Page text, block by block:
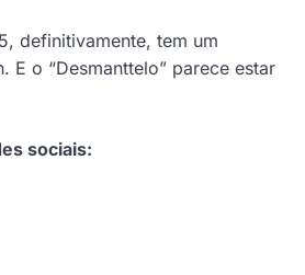
definitivamente, tem um
E o “Desmanttelo” parece estar
sociais: